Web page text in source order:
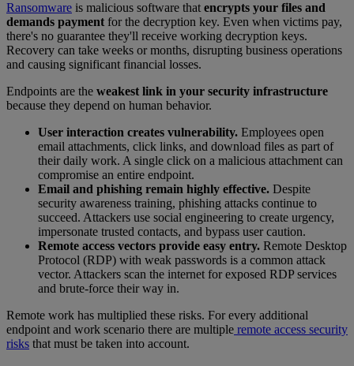
Ransomware is malicious software that encrypts your files and
demands payment for the decryption key. Even when victims pay,
there's no guarantee they'll receive working decryption keys.
Recovery can take weeks or months, disrupting business operations
and causing significant financial losses.
Endpoints are the weakest link in your security infrastructure
because they depend on human behavior.
User interaction creates vulnerability. Employees open
email attachments, click links, and download files as part of
their daily work. A single click on a malicious attachment can
compromise an entire endpoint.
Email and phishing remain highly effective. Despite
security awareness training, phishing attacks continue to
succeed. Attackers use social engineering to create urgency,
impersonate trusted contacts, and bypass user caution.
Remote access vectors provide easy entry. Remote Desktop
Protocol (RDP) with weak passwords is a common attack
vector. Attackers scan the internet for exposed RDP services
and brute-force their way in.
Remote work has multiplied these risks. For every additional
endpoint and work scenario there are multiple remote access security
risks that must be taken into account.